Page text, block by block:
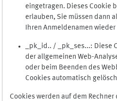
eingetragen. Dieses Cookie
erlauben, Sie müssen dann
Ihren Anmeldenamen
_pk_id.. / _pk_ses...: Diese
der allgemeinen Web-
oder beim Beenden des
Cookies automatisch
Cookies werden auf dem